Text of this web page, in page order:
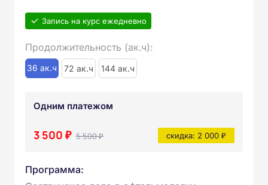
Запись на курс ежедневно
Продолжительность (ак.ч):
36 ак.ч 72 ак.ч 144 ак.ч
Одним платежом
3 500 ₽ 5 500 ₽ скидка: 2 000 ₽
Программа: